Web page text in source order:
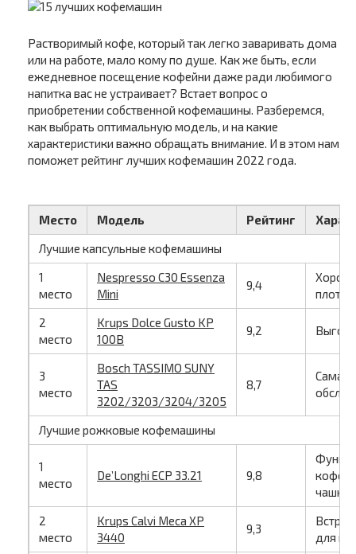
Растворимый кофе, который так легко заваривать дома
или на работе, мало кому по душе. Как же быть, если
ежедневное посещение кофейни даже ради любимого
напитка вас не устраивает? Встает вопрос о
приобретении собственной кофемашины. Разберемся,
как выбрать оптимальную модель, и на какие
характеристики важно обращать внимание. И в этом нам
поможет рейтинг лучших кофемашин 2022 года.
Место Модель Рейтинг
Лучшие капсульные кофемашины
1
место
Nespresso C30 Essenza
Mini
9,4
2
место
Krups Dolce Gusto KP
100B
9,2
3
место
Bosch TASSIMO SUNY
TAS
3202/3203/3204/3205
8,7
Самая
Лучшие рожковые кофемашины
1
место
De’Longhi ECP 33.21 9,8
чашки
2
место
Krups Calvi Meca XP
3440
9,3
для